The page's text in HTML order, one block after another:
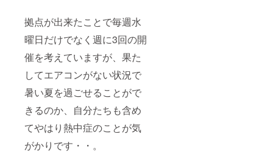
拠点が出来たことで毎週水
曜日だけでなく週に3回の開
催を考えていますが、果た
してエアコンがない状況で
暑い夏を過ごせることがで
きるのか、自分たちも含め
てやはり熱中症のことが気
がかりです・・。